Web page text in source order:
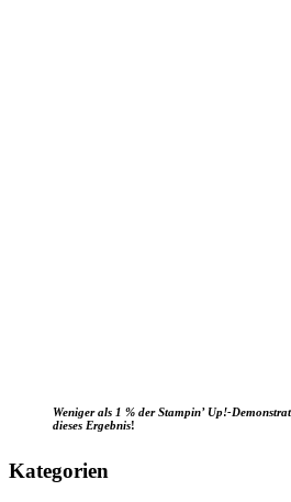
Weniger als 1 % der Stampin’ Up!-
dieses Ergebnis!
Kategorien